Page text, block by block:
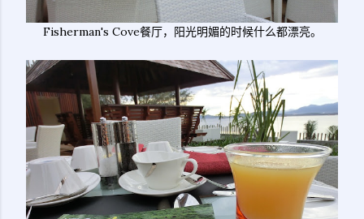
Fisherman's Cove餐厅，阳光明媚的时候什么都漂亮。